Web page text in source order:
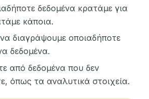
δεδομένα κρατάμε για
κάποια.
διαγράψουμε οποιαδήποτε
δεδομένα.
από δεδομένα που δεν
όπως τα αναλυτικά στοιχεία.